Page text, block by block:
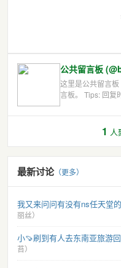
公共留言板
这里是公共留言
言板。 Tips: 回复
1 人
最新讨论（更多）
我又来问问有没有ns任天堂
丽丝）
小🍠刷到有人去东南亚旅游
苔）